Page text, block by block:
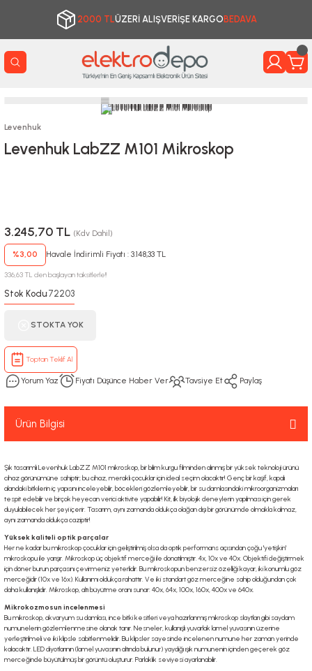
2000 TLÜZERİ ALIŞVERİŞE KARGO BEDAVA
Levenhuk
Levenhuk LabZZ M101 Mikroskop
3.245,70 TL (Kdv Dahil)
%3,00 Havale İndirimli Fiyatı : 3.148,33 TL
336,63 TL den başlayan taksitlerle!!
Stok Kodu:72203
STOKTA YOK
Toptan Teklif Al
Yorum Yaz Fiyatı Düşünce Haber Ver Tavsiye Et Paylaş
Ürün Bilgisi
Şık tasarımlı Levenhuk LabZZ M101 mikroskop, bir bilim kurgu filminden alınmış bir yüksek teknoloji ürünü
cihaz görünümüne sahiptir; bu cihaz, meraklı çocuklar için ideal seçim olacaktır! Genç bir kaşif, kapalı
alandaki bitkilerin iç yapısını inceleyebilir, böcekleri gözlemleyebilir, bir su damlasındaki mikroorganizmaları
tespit edebilir ve birçok heyecan verici aktivite yapabilir! Kit, ilk biyolojik deneylerin yapılması için gerek
duyulabilecek her şeyi içerir. Tasarım, aynı zamanda oldukça olağan dışı bir görünümde olmakla kalmaz,
aynı zamanda oldukça caziptir!
Yüksek kaliteli optik parçalar
Her ne kadar bu mikroskop çocuklar için geliştirilmiş olsa da optik performans açısından çoğu 'yetişkin'
mikroskopu ile yarışır. Mikroskop üç objektif merceği ile donatılmıştır. 4x, 10x ve 40x. Objektifi değiştirmek
için döner burun parçasını çevirmeniz yeterlidir. Bu mikroskopun benzersiz özelliği kayar, iki konumlu göz
merceğidir (10x ve 16x). Kullanımı oldukça rahattır. Ve iki standart göz merceğine sahip olduğundan çok
daha kullanışlıdır. Mikroskop, altı büyütme oranı sunar: 40x, 64x, 100x, 160x, 400x ve 640x.
Mikrokozmosun incelenmesi
Bu mikroskop, akvaryum su damlası, ince bitki kesitleri veya hazırlanmış mikroskop slaytları gibi saydam
numunelerin gözlemlenmesine olanak tanır. Nesneler, kullanışlı yuvarlak lamel yuvasının üzerine
yerleştirilmeli ve iki klipsle sabitlenmelidir. Bu klipsler sayesinde incelenen numune her zaman yerinde
kalacaktır. LED diyotlarının (lamel yuvasının altında bulunur) yaydığı ışık numunenin içinden geçerek göz
merceğinde büyütülmüş bir görüntü oluşturur. Parlaklık seviyesi ayarlanabilir.